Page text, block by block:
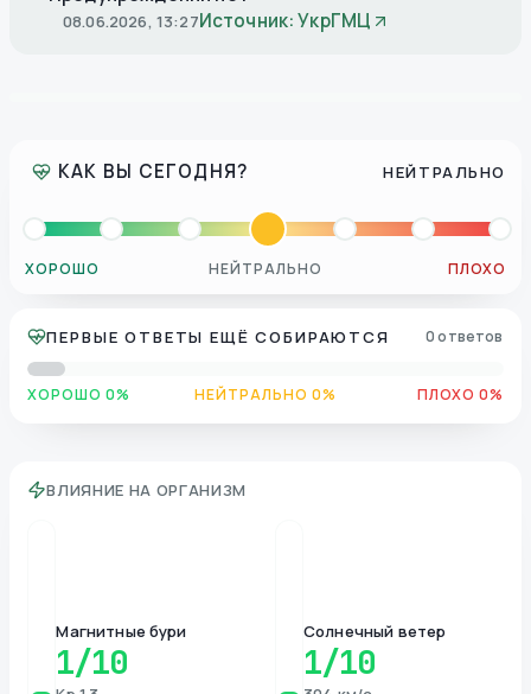
08.06.2026, 13:27Источник: УкрГМЦ
КАК ВЫ СЕГОДНЯ? НЕЙТРАЛЬНО
ХОРОШО НЕЙТРАЛЬНО ПЛОХО
ПЕРВЫЕ ОТВЕТЫ ЕЩЁ СОБИРАЮТСЯ 0 ответов
ХОРОШО 0% НЕЙТРАЛЬНО 0% ПЛОХО 0%
ВЛИЯНИЕ НА ОРГАНИЗМ
Магнитные бури
1/10
Солнечный ветер
1/10